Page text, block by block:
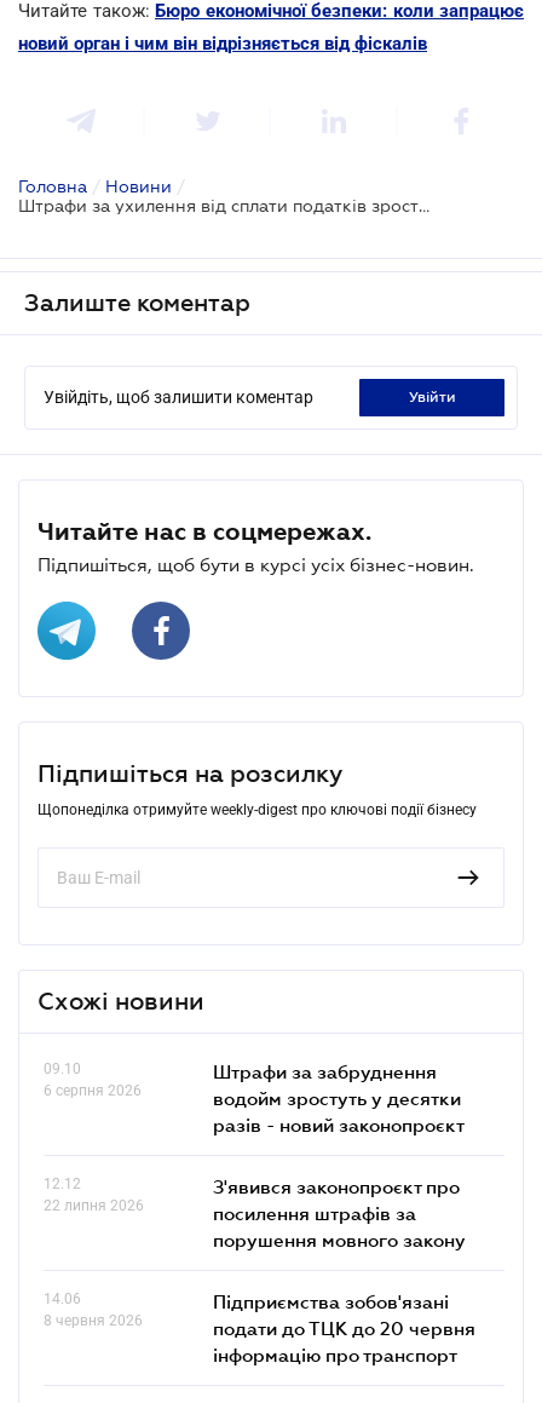
Читайте також: Бюро економічної безпеки: коли запрацює
новий орган і чим він відрізняється від фіскалів
Головна / Новини /
Штрафи за ухилення від сплати податків зростуть: Закон набрав чинності
Залиште коментар
Увійдіть, щоб залишити коментар увійти
Читайте нас в соцмережах.
Підпишіться, щоб бути в курсі усіх бізнес-новин.
Підпишіться на розсилку
Щопонеділка отримуйте weekly-digest про ключові події бізнесу
Схожі новини
09.10
6 серпня 2026
Штрафи за забруднення
водойм зростуть у десятки
разів - новий законопроєкт
12.12
22 липня 2026
З'явився законопроєкт про
посилення штрафів за
порушення мовного закону
14.06
8 червня 2026
Підприємства зобов'язані
подати до ТЦК до 20 червня
інформацію про транспорт